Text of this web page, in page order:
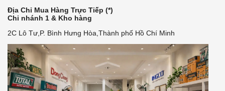
Địa Chỉ Mua Hàng Trực Tiếp (*)
Chi nhánh 1 & Kho hàng
2C Lô Tư,P. Bình Hưng Hòa,Thành phố Hồ Chí Minh